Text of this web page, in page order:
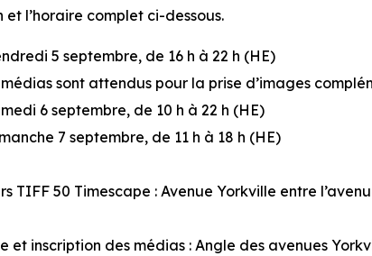
l’horaire complet ci-dessous.
5 septembre, de 16 h à 22 h (HE)
médias sont attendus pour la prise d’images
6 septembre, de 10 h à 22 h (HE)
7 septembre, de 11 h à 18 h (HE)
TIFF 50 Timescape : Avenue Yorkville entre
et inscription des médias : Angle des avenues